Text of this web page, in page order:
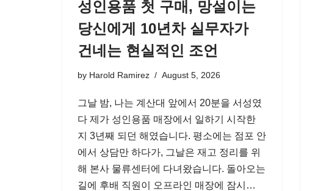
성인용품 첫 구매, 망설이는
당신에게 10년차 실무자가
건네는 현실적인 조언
by Harold Ramirez August 5, 2026
그날 밤, 나는 계산대 앞에서 20분을 서성였
다 제가 성인용품 매장에서 일하기 시작한
지 3년째 되던 해였습니다. 평소에는 점포 안
에서 상담만 하다가, 그날은 재고 정리를 위
해 본사 물류센터에 다녀왔습니다. 돌아오는
길에 후배 직원이 오프라인 매장에 잠시…